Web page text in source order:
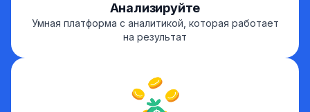
Анализируйте
Умная платформа с аналитикой, которая работает
на результат